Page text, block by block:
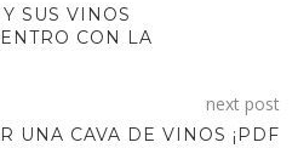
SUS VINOS
CON LA
next post
UNA CAVA DE VINOS ¡PDF